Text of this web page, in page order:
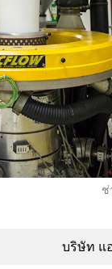
ช่
บริษัท แ